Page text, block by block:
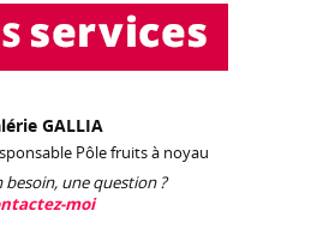
GALLIA
Pôle fruits à noyau
besoin, une question ?
moi